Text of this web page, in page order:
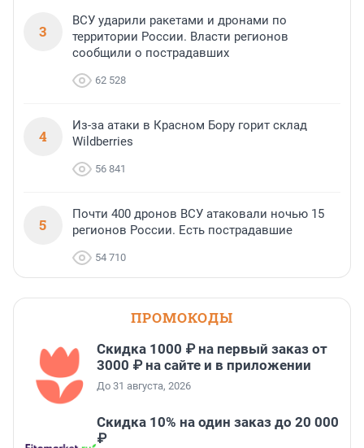
3
ВСУ ударили ракетами и дронами по
территории России. Власти регионов
сообщили о пострадавших
62 528
4
Из-за атаки в Красном Бору горит склад
Wildberries
56 841
5
Почти 400 дронов ВСУ атаковали ночью 15
регионов России. Есть пострадавшие
54 710
ПРОМОКОДЫ
Скидка 1000 ₽ на первый заказ от
3000 ₽ на сайте и в приложении
До 31 августа, 2026
Скидка 10% на один заказ до 20 000
₽